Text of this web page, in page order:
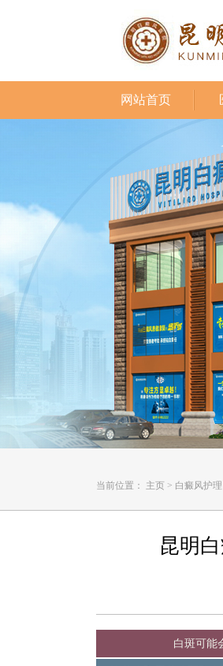
网站首页
当前位置： 主页 > 白癜风护理
昆明
白斑可能